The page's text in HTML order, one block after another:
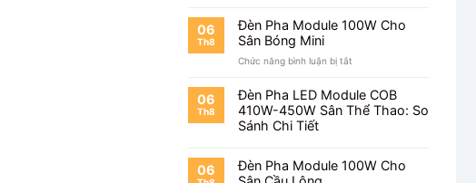
06
Th8
Đèn Pha Module 100W Cho
Sân Bóng Mini
Chức năng bình luận bị tắt
Pha
Module
100W
Bóng
06
Th8
Đèn Pha LED Module COB
410W-450W Sân Thể Thao: So
Sánh Chi Tiết
06
Đèn Pha Module 100W Cho